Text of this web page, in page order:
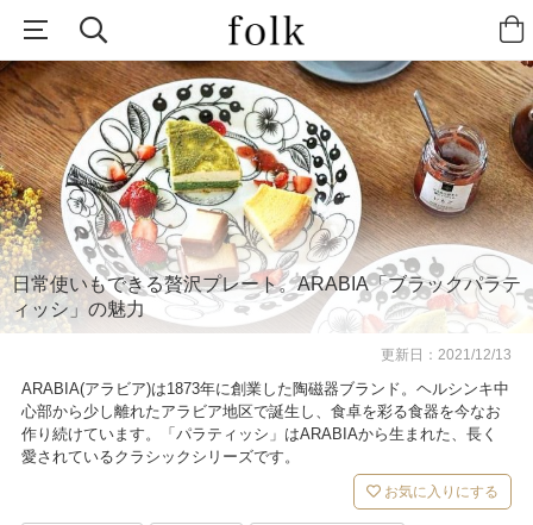
日常使いもできる贅沢プレート。ARABIA「ブラックパラテ
ィッシ」の魅力
更新日：2021/12/13
ARABIA(アラビア)は1873年に創業した陶磁器ブランド。ヘルシンキ中
心部から少し離れたアラビア地区で誕生し、食卓を彩る食器を今なお
作り続けています。「パラティッシ」はARABIAから生まれた、長く
愛されているクラシックシリーズです。
お気に入りにする